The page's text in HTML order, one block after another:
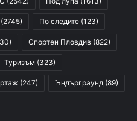
(2745) По следите (123)
Спортен Пловдив (822)
Туризъм (323)
(247) Ъндърграунд (89)